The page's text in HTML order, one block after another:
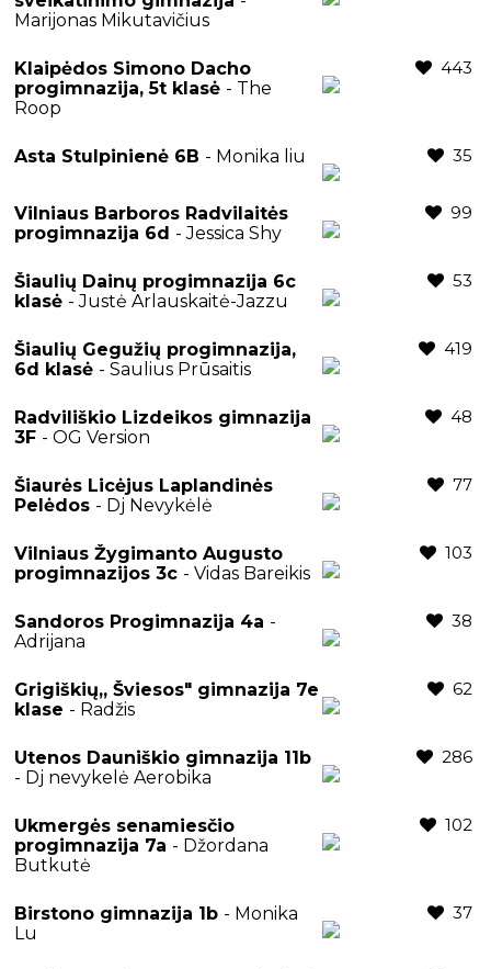
Marijonas Mikutavičius
Klaipėdos Simono Dacho
progimnazija, 5t klasė - The
Roop
443
Asta Stulpinienė 6B - Monika liu 35
Vilniaus Barboros Radvilaitės
progimnazija 6d - Jessica Shy
99
Šiaulių Dainų progimnazija 6c
klasė - Justė Arlauskaitė-Jazzu
53
Šiaulių Gegužių progimnazija,
6d klasė - Saulius Prūsaitis
419
Radviliškio Lizdeikos gimnazija
3F - OG Version
48
Šiaurės Licėjus Laplandinės
Pelėdos - Dj Nevykėlė
77
Vilniaus Žygimanto Augusto
progimnazijos 3c - Vidas Bareikis
103
Sandoros Progimnazija 4a -
Adrijana
38
Grigiškių,, Šviesos" gimnazija 7e
klase - Radžis
62
Utenos Dauniškio gimnazija 11b
- Dj nevykelė Aerobika
286
Ukmergės senamiesčio
progimnazija 7a - Džordana
Butkutė
102
Birstono gimnazija 1b - Monika
Lu
37